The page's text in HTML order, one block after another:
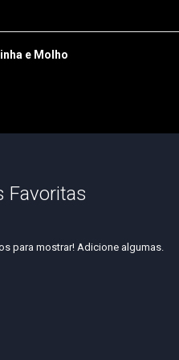
e Molho
Favoritas
para mostrar! Adicione algumas.